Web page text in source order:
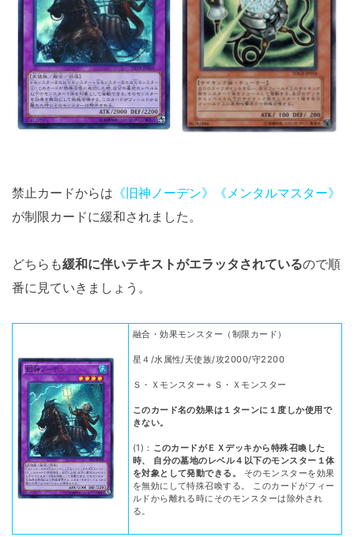
禁止カードからは 《旧神ノーデン》
《メンタルマスター》
が制限カードに緩和されました。
どちらも緩和に伴いテキストがエラッタされているので順
番に見ていきましょう。
融合・効果モンスター（制限カード）
星４/水属性/天使族/攻2000/守2200
Ｓ・Ｘモンスター＋Ｓ・Ｘモンスター
このカード名の効果は１ターンに１度しか使用で
きない。
(1)： このカードがＥＸデッキから特殊召喚した
時、 自分の墓地のレベル４以下のモンスター１体
を対象として発動できる。 そのモンスターを効果
を無効にして特殊召喚する。 このカードがフィー
ルドから離れる時にそのモンスターは除外され
る。